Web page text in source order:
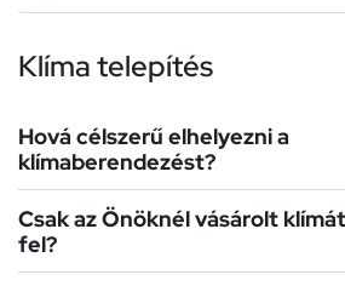
Klíma telepítés
Hová célszerű elhelyezni a
klímaberendezést?
Csak az Önöknél vásárolt
fel?